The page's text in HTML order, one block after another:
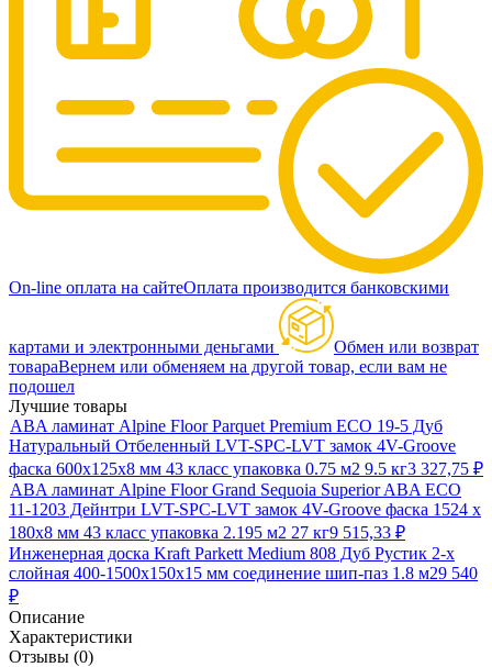
On-line оплата на сайтеОплата производится банковскими
картами и электронными деньгами
Обмен или возврат
товараВернем или обменяем на другой товар, если вам не
подошел
Лучшие товары
ABA ламинат Alpine Floor Parquet Premium ECO 19-5 Дуб
Натуральный Отбеленный LVT-SPC-LVT замок 4V-Groove
фаска 600х125х8 мм 43 класс упаковка 0.75 м2 9.5 кг3 327,75 ₽
ABA ламинат Alpine Floor Grand Sequoia Superior ABA ECO
11-1203 Дейнтри LVT-SPC-LVT замок 4V-Groove фаска 1524 х
180х8 мм 43 класс упаковка 2.195 м2 27 кг9 515,33 ₽
Инженерная доска Kraft Parkett Medium 808 Дуб Рустик 2-х
слойная 400-1500х150х15 мм соединение шип-паз 1.8 м29 540
₽
Описание
Характеристики
Отзывы (0)